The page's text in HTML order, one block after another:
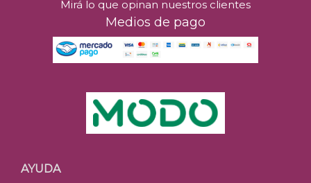
Mirá lo que opinan nuestros clientes
Medios de pago
AYUDA